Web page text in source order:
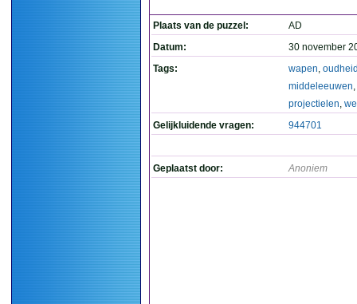
Plaats van de puzzel:
AD
Datum:
30 november
Tags:
wapen,
middeleeuwen,
projectielen,
Gelijkluidende vragen:
944701
Geplaatst door: Anoniem